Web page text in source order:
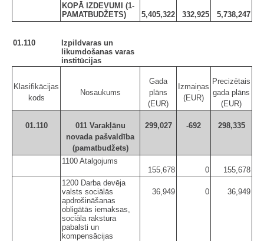
KOPĀ IZDEVUMI (1-
PAMATBUDŽETS)
5,405,322 332,925 5,738,247
01.110
Izpildvaras un
likumdošanas varas
institūcijas
Klasifikācijas
kods
Nosaukums
Gada
plāns
(EUR)
Izmaiņas
(EUR)
Precizētais
gada plāns
(EUR)
01.110
011 Varakļānu
novada pašvaldība
(pamatbudžets)
299,027 -692 298,335
1100 Atalgojums
155,678
0
155,678
1200 Darba devēja
valsts sociālās
apdrošināšanas
obligātās iemaksas,
sociāla rakstura
pabalsti un
kompensācijas
36,949 0 36,949